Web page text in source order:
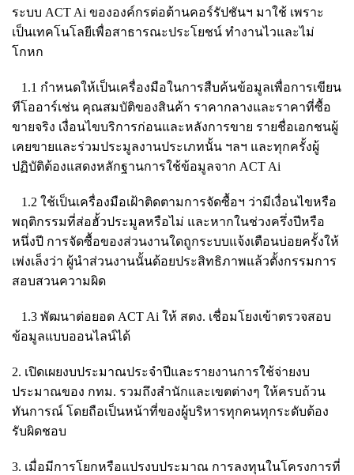
ระบบ ACT Ai ขององค์กรต่อต้านคอร์รัปชันฯ มาใช้ เพราะ
เป็นเทคโนโลยีเพื่อสาธารณะประโยชน์ ทำงานไวและไม่
โกหก
1.1 กำหนดให้เป็นเครื่องมือในการสืบค้นข้อมูลเพื่อการเขียน
ทีโออาร์เช่น คุณสมบัติของสินค้า ราคากลางและราคาที่ซื้อ
ขายจริง เงื่อนไขบริการก่อนและหลังการขาย รายชื่อเอกชนผู้
เคยขายและร่วมประมูลงานประเภทนั้น ฯลฯ และทุกครั้งผู้
ปฏิบัติต้องแสดงหลักฐานการใช้ข้อมูลจาก ACT Ai
1.2 ใช้เป็นเครื่องมือเฝ้าติดตามการจัดซื้อฯ ว่ามีเงื่อนไขหรือ
พฤติกรรมที่ส่อฮั้วประมูลหรือไม่ และหากในช่วงครึ่งปีหรือ
หนึ่งปี การจัดซื้อของส่วนงานใดถูกระบบแจ้งเตือนบ่อยครั้งให้
เพ่งเล็งว่า ผู้นำส่วนงานนั้นด้อยประสิทธิภาพแล้วตั้งกรรมการ
สอบสวนความผิด
1.3 พัฒนาต่อยอด ACT Ai ให้ สตง. เชื่อมโยงเข้าตรวจสอบ
ข้อมูลแบบออนไลน์ได้
2. เปิดเผยงบประมาณประจำปีและรายงานการใช้จ่ายงบ
ประมาณของ กทม. รวมถึงสำนักและเขตต่างๆ ให้ครบถ้วน
ทันการณ์ โดยถือเป็นหน้าที่ของผู้บริหารทุกคนทุกระดับต้อง
รับผิดชอบ
3. เมื่อมีการโยกหรือแปรงบประมาณ การลงทุนในโครงการที่